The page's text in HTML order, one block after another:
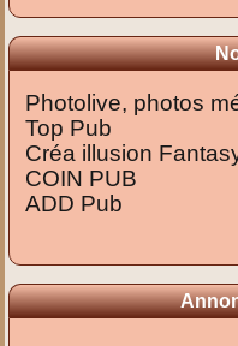
Photolive, photos
Top Pub
Créa illusion
COIN PUB
ADD Pub